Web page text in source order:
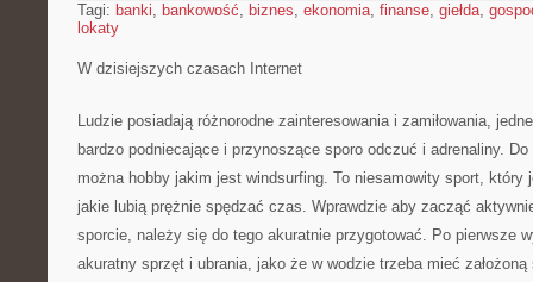
Tagi: banki, bankowość, biznes, ekonomia, finanse, giełda,
lokaty
W dzisiejszych czasach Internet
Ludzie posiadają różnorodne zainteresowania i zamiłowania,
bardzo podniecające i przynoszące sporo odczuć i adrenaliny.
można hobby jakim jest windsurfing. To niesamowity sport, który
jakie lubią prężnie spędzać czas. Wprawdzie aby zacząć
sporcie, należy się do tego akuratnie przygotować. Po pierwsze
akuratny sprzęt i ubrania, jako że w wodzie trzeba mieć